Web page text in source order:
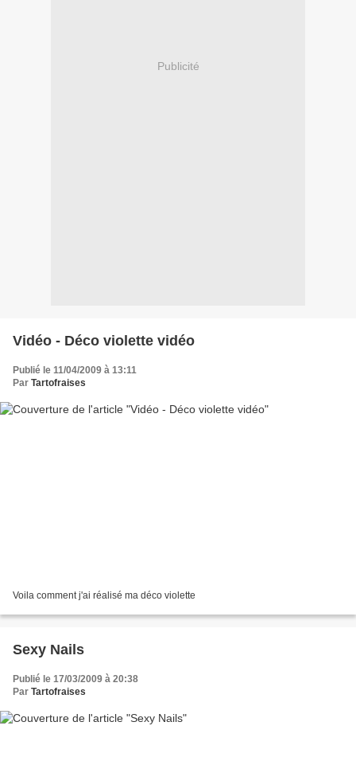
Publicité
Vidéo - Déco violette vidéo
Publié le 11/04/2009 à 13:11
Par Tartofraises
Voila comment j'ai réalisé ma déco violette
Sexy Nails
Publié le 17/03/2009 à 20:38
Par Tartofraises